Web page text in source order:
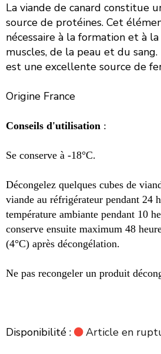
La viande de canard constitue
source de protéines. Cet
nécessaire à la formation et à
muscles, de la peau et du sang.
est une excellente source de
Origine France
Conseils d'utilisation :
Se conserve à -18°C.
Décongelez quelques cubes de
viande au réfrigérateur pendant 24
température ambiante pendant 10
conserve ensuite maximum 48
(4°C) après décongélation.
Ne pas recongeler un produit
Disponibilité : Article en